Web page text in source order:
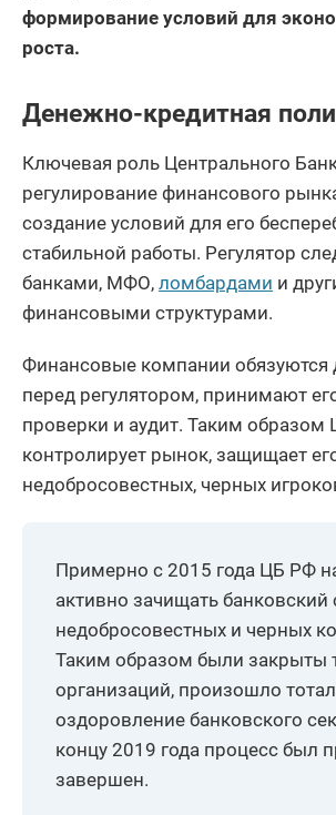
формирование условий для
роста.
Денежно-кредитная
Ключевая роль Центрального
регулирование финансового
создание условий для его
стабильной работы. Регулятор
банками, МФО, ломбардами и
финансовыми структурами.
Финансовые компании обязуются
перед регулятором, принимают
проверки и аудит. Таким образом
контролирует рынок, защищает
недобросовестных, черных
Примерно с 2015 года ЦБ РФ
активно зачищать банковский
недобросовестных и черных
Таким образом были закрыты
организаций, произошло
оздоровление банковского
концу 2019 года процесс был
завершен.